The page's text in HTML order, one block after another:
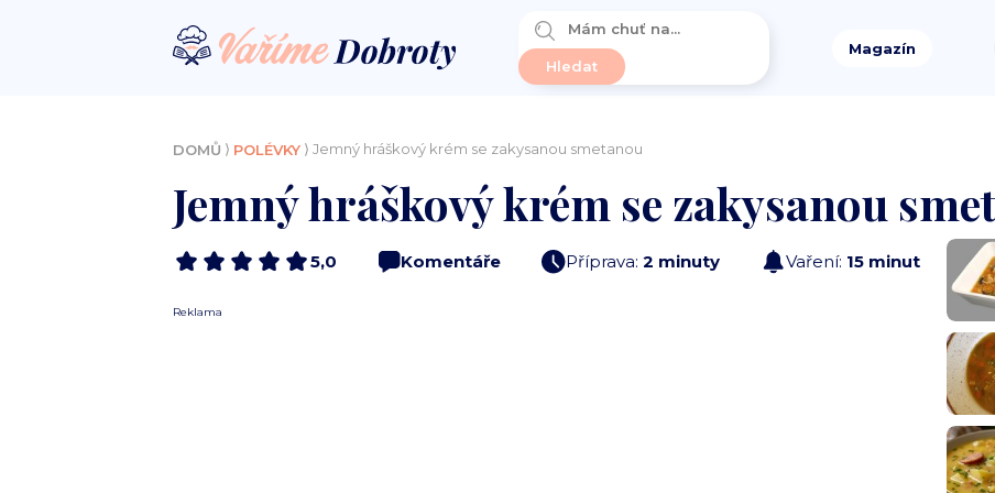
Magazín
DOMŮ ⟩ POLÉVKY⟩ Jemný hráškový krém se zakysanou smetanou
Jemný hráškový krém se zakysanou
5,0 Komentáře Příprava:2 minuty Vaření: 15 minut
Reklama